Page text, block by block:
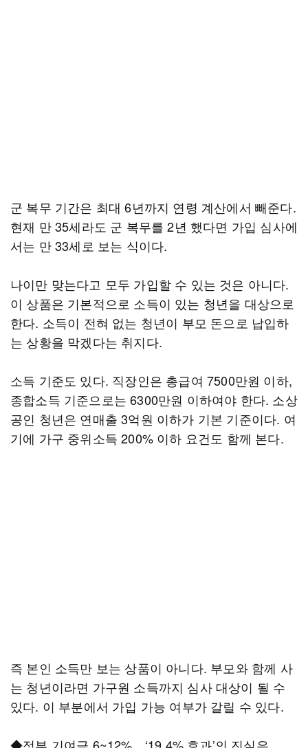
군 복무 기간은 최대 6년까지 연령 계산에서 빼준다.
현재 만 35세라도 군 복무를 2년 했다면 가입 심사에
서는 만 33세로 보는 식이다.
나이만 맞는다고 모두 가입할 수 있는 것은 아니다.
이 상품은 기본적으로 소득이 있는 청년을 대상으로
한다. 소득이 전혀 없는 청년이 부모 돈으로 납입하
는 상황을 막겠다는 취지다.
소득 기준도 있다. 직장인은 총급여 7500만원 이하,
종합소득 기준으로는 6300만원 이하여야 한다. 소상
공인 청년은 연매출 3억원 이하가 기본 기준이다. 여
기에 가구 중위소득 200% 이하 요건도 함께 본다.
즉 본인 소득만 보는 상품이 아니다. 부모와 함께 사
는 청년이라면 가구원 소득까지 심사 대상이 될 수
있다. 이 부분에서 가입 가능 여부가 갈릴 수 있다.